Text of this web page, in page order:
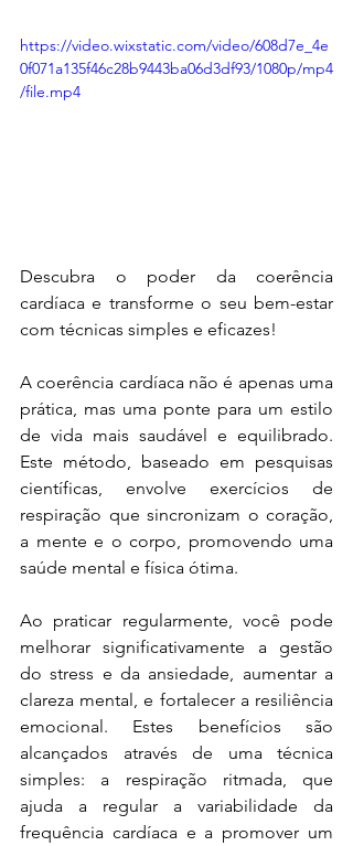
https://video.wixstatic.com/video/608d7e_4e
0f071a135f46c28b9443ba06d3df93/1080p/mp4
/file.mp4
Descubra o poder da coerência
cardíaca e transforme o seu bem-estar
com técnicas simples e eficazes!
A coerência cardíaca não é apenas uma
prática, mas uma ponte para um estilo
de vida mais saudável e equilibrado.
Este método, baseado em pesquisas
científicas, envolve exercícios de
respiração que sincronizam o coração,
a mente e o corpo, promovendo uma
saúde mental e física ótima.
Ao praticar regularmente, você pode
melhorar significativamente a gestão
do stress e da ansiedade, aumentar a
clareza mental, e fortalecer a resiliência
emocional. Estes benefícios são
alcançados através de uma técnica
simples: a respiração ritmada, que
ajuda a regular a variabilidade da
frequência cardíaca e a promover um